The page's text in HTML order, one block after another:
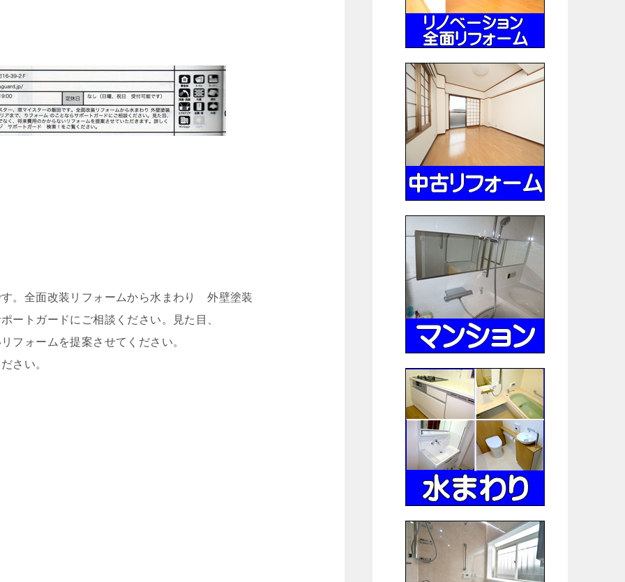
。全面改装リフォームから水まわり 外壁塗装
トガードにご相談ください。見た目、
フォームを提案させてください。
さい。